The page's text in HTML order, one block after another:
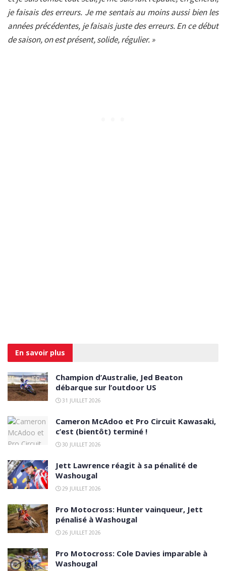
je faisais des erreurs. Je me sentais au moins aussi bien les
années précédentes, je faisais juste des erreurs. En ce début
de saison, on est présent, solide, régulier. »
En savoir plus
Champion d’Australie, Jed Beaton
débarque sur l’outdoor US
31 JUILLET 2026
Cameron McAdoo et Pro Circuit Kawasaki,
c’est (bientôt) terminé !
30 JUILLET 2026
Jett Lawrence réagit à sa pénalité de
Washougal
29 JUILLET 2026
Pro Motocross: Hunter vainqueur, Jett
pénalisé à Washougal
26 JUILLET 2026
Pro Motocross: Cole Davies imparable à
Washougal